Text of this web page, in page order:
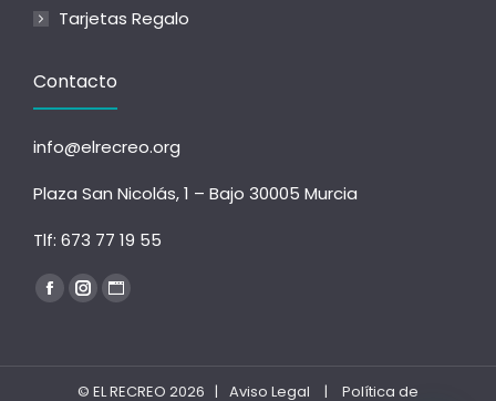
Tarjetas Regalo
Contacto
info@elrecreo.org
Plaza San Nicolás, 1 – Bajo 30005 Murcia
Tlf: 673 77 19 55
Encuéntranos en:
Facebook
abre
Instagram
abre
Sitio
se
© EL RECREO 2026 | Aviso Legal | Política de